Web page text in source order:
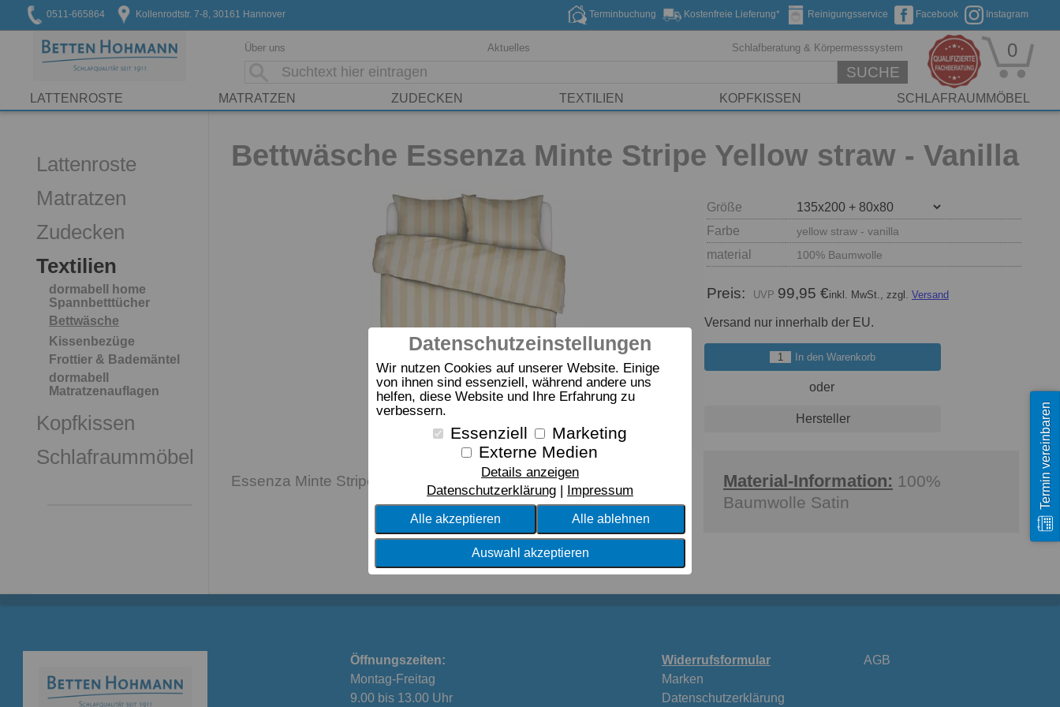
Datenschutzeinstellungen
Wir nutzen Cookies auf unserer Website. Einige
von ihnen sind essenziell, während andere uns
helfen, diese Website und Ihre Erfahrung zu
verbessern.
Essenziell
Marketing
Externe Medien
Details anzeigen
Datenschutzerklärung
Impressum
Alle akzeptieren Alle ablehnen
Auswahl akzeptieren
0511-665864 Kollenrodtstr. 7-8, 30161 Hannover Instagram
Facebook
Reinigungsservice
Kostenfreie Lieferung*
Terminbuchung
Über uns Aktuelles Schlafberatung & Körpermesssystem
SUCHE
0
LATTENROSTE MATRATZEN ZUDECKEN TEXTILIEN KOPFKISSEN SCHLAFRAUMMÖBEL
Lattenroste
Matratzen
Zudecken
Textilien
dormabell home
Spannbetttücher
Bettwäsche
Kissenbezüge
Frottier & Bademäntel
dormabell
Matratzenauflagen
Kopfkissen
Schlafraummöbel
Bettwäsche Essenza Minte Stripe Yellow straw - Vanilla
Größe
Farbe
yellow straw - vanilla
material 100% Baumwolle
Preis: 99,95 €inkl. MwSt., zzgl. Versand
Versand nur innerhalb der EU.
In den Warenkorb
oder
Hersteller
Essenza Minte Stripe Bettwäsche Material-Information: 100%
Baumwolle Satin
Termin vereinbaren
Öffnungszeiten:
Montag-Freitag
9.00 bis 13.00 Uhr
Widerrufsformular
Marken
Datenschutzerklärung
AGB